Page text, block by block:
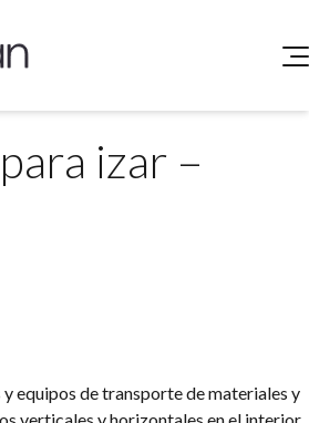
izar –
equipos de transporte de materiales y